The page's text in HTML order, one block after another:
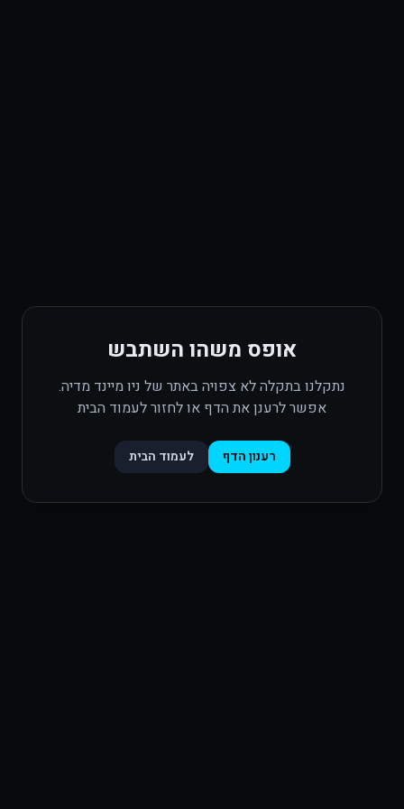
אופס משהו השתבש
נתקלנו בתקלה לא צפויה באתר של ניו מיינד מדיה.
אפשר לרענן את הדף או לחזור לעמוד הבית
רענון הדף לעמוד הבית